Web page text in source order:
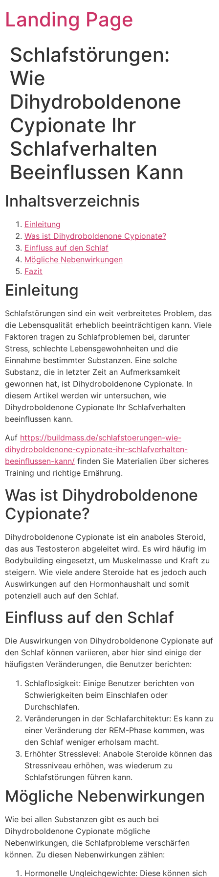
Landing Page
Schlafstörungen:
Wie
Dihydroboldenone
Cypionate Ihr
Schlafverhalten
Beeinflussen Kann
Inhaltsverzeichnis
Einleitung
Was ist Dihydroboldenone Cypionate?
Einfluss auf den Schlaf
Mögliche Nebenwirkungen
Fazit
Einleitung
Schlafstörungen sind ein weit verbreitetes Problem, das
die Lebensqualität erheblich beeinträchtigen kann. Viele
Faktoren tragen zu Schlafproblemen bei, darunter
Stress, schlechte Lebensgewohnheiten und die
Einnahme bestimmter Substanzen. Eine solche
Substanz, die in letzter Zeit an Aufmerksamkeit
gewonnen hat, ist Dihydroboldenone Cypionate. In
diesem Artikel werden wir untersuchen, wie
Dihydroboldenone Cypionate Ihr Schlafverhalten
beeinflussen kann.
Auf https://buildmass.de/schlafstoerungen-wie-
dihydroboldenone-cypionate-ihr-schlafverhalten-
beeinflussen-kann/ finden Sie Materialien über sicheres
Training und richtige Ernährung.
Was ist Dihydroboldenone
Cypionate?
Dihydroboldenone Cypionate ist ein anaboles Steroid,
das aus Testosteron abgeleitet wird. Es wird häufig im
Bodybuilding eingesetzt, um Muskelmasse und Kraft zu
steigern. Wie viele andere Steroide hat es jedoch auch
Auswirkungen auf den Hormonhaushalt und somit
potenziell auch auf den Schlaf.
Einfluss auf den Schlaf
Die Auswirkungen von Dihydroboldenone Cypionate auf
den Schlaf können variieren, aber hier sind einige der
häufigsten Veränderungen, die Benutzer berichten:
Schlaflosigkeit: Einige Benutzer berichten von
Schwierigkeiten beim Einschlafen oder
Durchschlafen.
Veränderungen in der Schlafarchitektur: Es kann zu
einer Veränderung der REM-Phase kommen, was
den Schlaf weniger erholsam macht.
Erhöhter Stresslevel: Anabole Steroide können das
Stressniveau erhöhen, was wiederum zu
Schlafstörungen führen kann.
Mögliche Nebenwirkungen
Wie bei allen Substanzen gibt es auch bei
Dihydroboldenone Cypionate mögliche
Nebenwirkungen, die Schlafprobleme verschärfen
können. Zu diesen Nebenwirkungen zählen:
Hormonelle Ungleichgewichte: Diese können sich